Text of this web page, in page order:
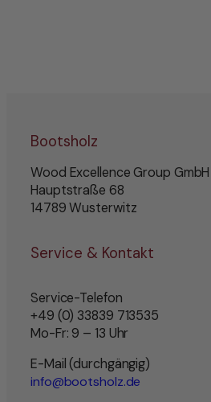
Bootsholz
Wood Excellence Group GmbH
Hauptstraße 68
14789 Wusterwitz
Service & Kontakt
Service-Telefon
+49 (0) 33839 713535
Mo-Fr: 9 – 13 Uhr
E-Mail (durchgängig)
info@bootsholz.de